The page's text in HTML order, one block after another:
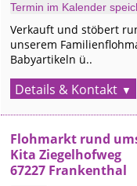
Termin im Kalender
Verkauft und stöbert
unserem
Babyartikeln ü..
Details & Kontakt
Flohmarkt rund
Kita Ziegelhofweg
67227 Frankenthal